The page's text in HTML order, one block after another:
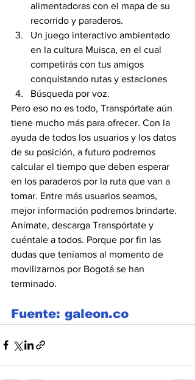
alimentadoras con el mapa de su
recorrido y paraderos.
Un juego interactivo ambientado
en la cultura Muisca, en el cual
competirás con tus amigos
conquistando rutas y estaciones
Búsqueda por voz.
Pero eso no es todo, Transpórtate aún
tiene mucho más para ofrecer. Con la
ayuda de todos los usuarios y los datos
de su posición, a futuro podremos
calcular el tiempo que deben esperar
en los paraderos por la ruta que van a
tomar. Entre más usuarios seamos,
mejor información podremos brindarte.
Anímate, descarga Transpórtate y
cuéntale a todos. Porque por fin las
dudas que teníamos al momento de
movilizarnos por Bogotá se han
terminado.
Fuente: galeon.co